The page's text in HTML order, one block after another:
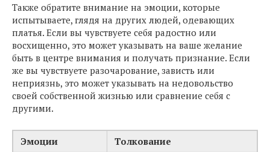
Также обратите внимание на эмоции, которые
испытываете, глядя на других людей, одевающих
платья. Если вы чувствуете себя радостно или
восхищенно, это может указывать на ваше желание
быть в центре внимания и получать признание. Если
же вы чувствуете разочарование, зависть или
неприязнь, это может указывать на недовольство
своей собственной жизнью или сравнение себя с
другими.
Эмоции Толкование